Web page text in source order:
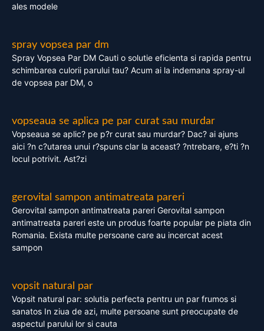
ales modele
spray vopsea par dm
Spray Vopsea Par DM Cauti o solutie eficienta si rapida pentru
schimbarea culorii parului tau? Acum ai la indemana spray-ul
de vopsea par DM, o
vopseaua se aplica pe par curat sau murdar
Vopseaua se aplic? pe p?r curat sau murdar? Dac? ai ajuns
aici ?n c?utarea unui r?spuns clar la aceast? ?ntrebare, e?ti ?n
locul potrivit. Ast?zi
gerovital sampon antimatreata pareri
Gerovital sampon antimatreata pareri Gerovital sampon
antimatreata pareri este un produs foarte popular pe piata din
Romania. Exista multe persoane care au incercat acest
sampon
vopsit natural par
Vopsit natural par: solutia perfecta pentru un par frumos si
sanatos In ziua de azi, multe persoane sunt preocupate de
aspectul parului lor si cauta